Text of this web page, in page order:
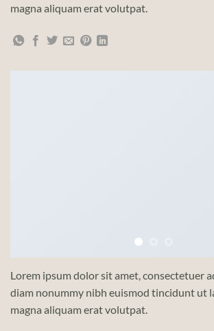
magna aliquam erat volutpat.
Lorem ipsum dolor sit amet, consectetuer
diam nonummy nibh euismod tincidunt ut
magna aliquam erat volutpat.